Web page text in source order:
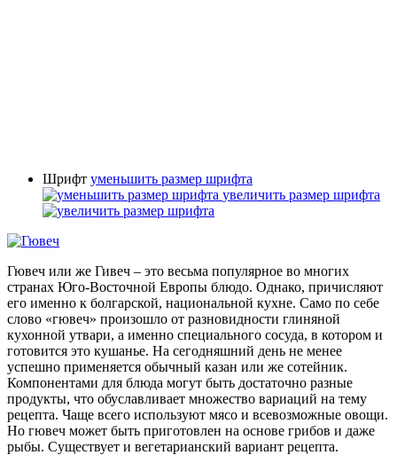
Шрифт уменьшить размер шрифта
увеличить размер шрифта
Гювеч или же Гивеч – это весьма популярное во многих
странах Юго-Восточной Европы блюдо. Однако, причисляют
его именно к болгарской, национальной кухне. Само по себе
слово «гювеч» произошло от разновидности глиняной
кухонной утвари, а именно специального сосуда, в котором и
готовится это кушанье. На сегодняшний день не менее
успешно применяется обычный казан или же сотейник.
Компонентами для блюда могут быть достаточно разные
продукты, что обуславливает множество вариаций на тему
рецепта. Чаще всего используют мясо и всевозможные овощи.
Но гювеч может быть приготовлен на основе грибов и даже
рыбы. Существует и вегетарианский вариант рецепта.